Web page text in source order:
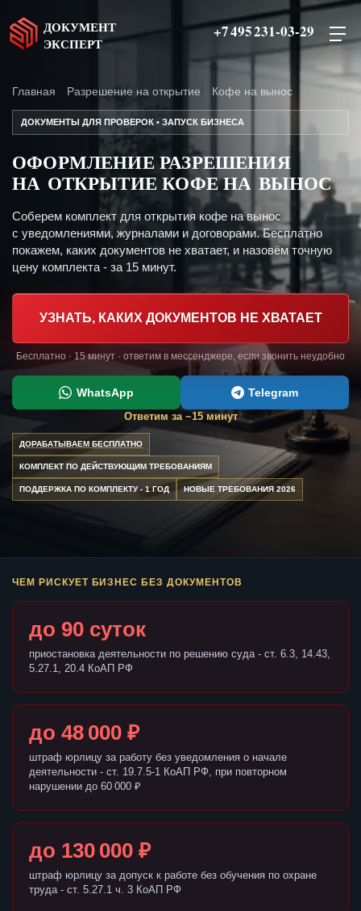
ДОКУМЕНТ
ЭКСПЕРТ
+7 495 231-03-29
Главная Разрешение на открытие Кофе на вынос
ДОКУМЕНТЫ ДЛЯ ПРОВЕРОК • ЗАПУСК БИЗНЕСА
ОФОРМЛЕНИЕ РАЗРЕШЕНИЯ
НА ОТКРЫТИЕ КОФЕ НА ВЫНОС
Соберем комплект для открытия кофе на вынос
с уведомлениями, журналами и договорами. Бесплатно
покажем, каких документов не хватает, и назовём точную
цену комплекта - за 15 минут.
УЗНАТЬ, КАКИХ ДОКУМЕНТОВ НЕ ХВАТАЕТ
Бесплатно · 15 минут · ответим в мессенджере, если звонить неудобно
WhatsApp Telegram
Ответим за ~15 минут
ДОРАБАТЫВАЕМ БЕСПЛАТНО
КОМПЛЕКТ ПО ДЕЙСТВУЮЩИМ ТРЕБОВАНИЯМ
ПОДДЕРЖКА ПО КОМПЛЕКТУ - 1 ГОД НОВЫЕ ТРЕБОВАНИЯ 2026
ЧЕМ РИСКУЕТ БИЗНЕС БЕЗ ДОКУМЕНТОВ
до 90 суток
приостановка деятельности по решению суда - ст. 6.3, 14.43,
5.27.1, 20.4 КоАП РФ
до 48 000 ₽
штраф юрлицу за работу без уведомления о начале
деятельности - ст. 19.7.5-1 КоАП РФ, при повторном
нарушении до 60 000 ₽
до 130 000 ₽
штраф юрлицу за допуск к работе без обучения по охране
труда - ст. 5.27.1 ч. 3 КоАП РФ